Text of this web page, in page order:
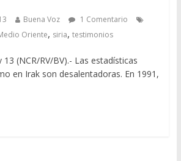
Buena Voz
1 Comentario
Oriente, siria, testimonios
(NCR/RV/BV).- Las estadísticas
en Irak son desalentadoras. En 1991,